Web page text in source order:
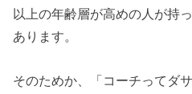
以上の年齢層が高めの人が持
あります。
そのためか、「コーチってダ